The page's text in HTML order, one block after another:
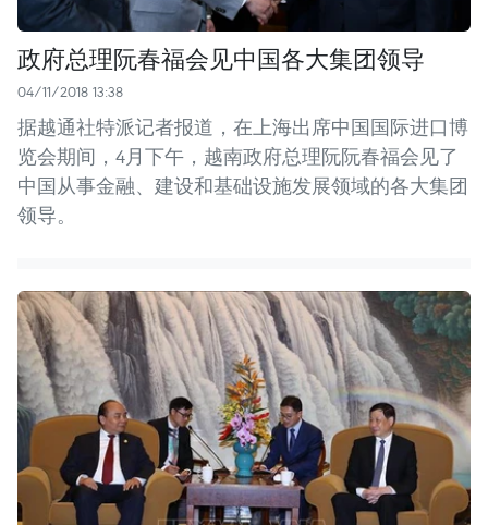
政府总理阮春福会见中国各大集团领导
04/11/2018 13:38
据越通社特派记者报道，在上海出席中国国际进口博
览会期间，4月下午，越南政府总理阮阮春福会见了
中国从事金融、建设和基础设施发展领域的各大集团
领导。